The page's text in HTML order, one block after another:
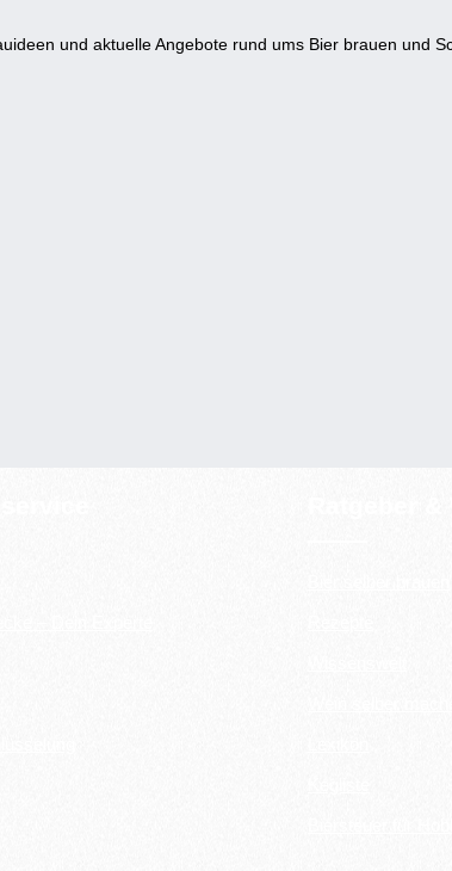
und aktuelle Angebote rund ums Bier brauen und